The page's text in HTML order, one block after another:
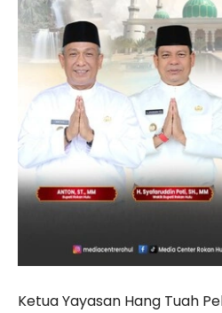
Ketua Yayasan Hang Tuah